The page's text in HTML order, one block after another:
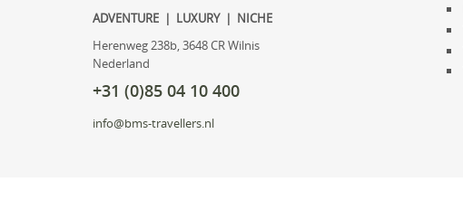
ADVENTURE | LUXURY | NICHE
Herenweg 238b, 3648 CR Wilnis
Nederland
+31 (0)85 04 10 400
info@bms-travellers.nl